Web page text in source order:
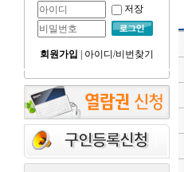
저장
회원가입 아이디/비번찾기